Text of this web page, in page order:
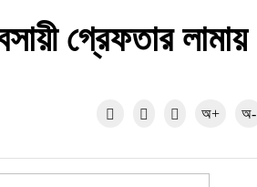
গ্রেফতার লামায়
অ+ অ-